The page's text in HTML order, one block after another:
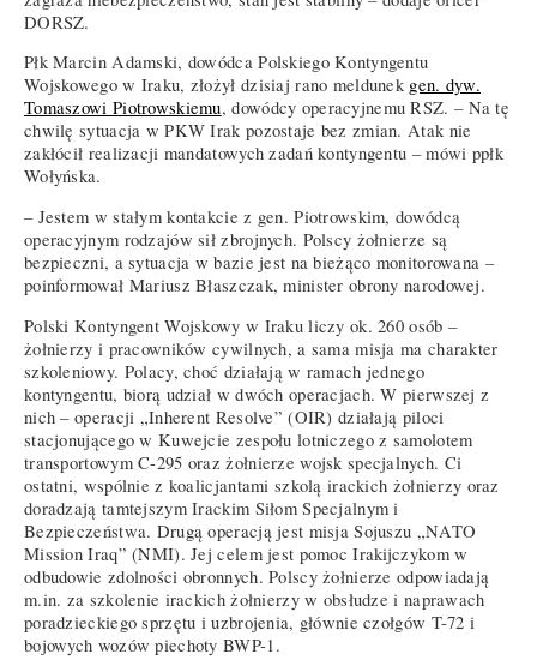
DORSZ.
Płk Marcin Adamski, dowódca Polskiego Kontyngentu
Wojskowego w Iraku, złożył dzisiaj rano meldunek gen. dyw.
Tomaszowi Piotrowskiemu, dowódcy operacyjnemu RSZ. – Na tę
chwilę sytuacja w PKW Irak pozostaje bez zmian. Atak nie
zakłócił realizacji mandatowych zadań kontyngentu – mówi ppłk
Wołyńska.
– Jestem w stałym kontakcie z gen. Piotrowskim, dowódcą
operacyjnym rodzajów sił zbrojnych. Polscy żołnierze są
bezpieczni, a sytuacja w bazie jest na bieżąco monitorowana –
poinformował Mariusz Błaszczak, minister obrony narodowej.
Polski Kontyngent Wojskowy w Iraku liczy ok. 260 osób –
żołnierzy i pracowników cywilnych, a sama misja ma charakter
szkoleniowy. Polacy, choć działają w ramach jednego
kontyngentu, biorą udział w dwóch operacjach. W pierwszej z
nich – operacji „Inherent Resolve” (OIR) działają piloci
stacjonującego w Kuwejcie zespołu lotniczego z samolotem
transportowym C-295 oraz żołnierze wojsk specjalnych. Ci
ostatni, wspólnie z koalicjantami szkolą irackich żołnierzy oraz
doradzają tamtejszym Irackim Siłom Specjalnym i
Bezpieczeństwa. Drugą operacją jest misja Sojuszu „NATO
Mission Iraq” (NMI). Jej celem jest pomoc Irakijczykom w
odbudowie zdolności obronnych. Polscy żołnierze odpowiadają
m.in. za szkolenie irackich żołnierzy w obsłudze i naprawach
poradzieckiego sprzętu i uzbrojenia, głównie czołgów T-72 i
bojowych wozów piechoty BWP-1.